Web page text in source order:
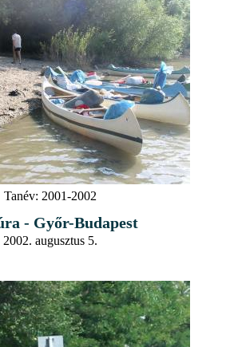
Tanév: 2001-2002
- Győr-Budapest
2002. augusztus 5.